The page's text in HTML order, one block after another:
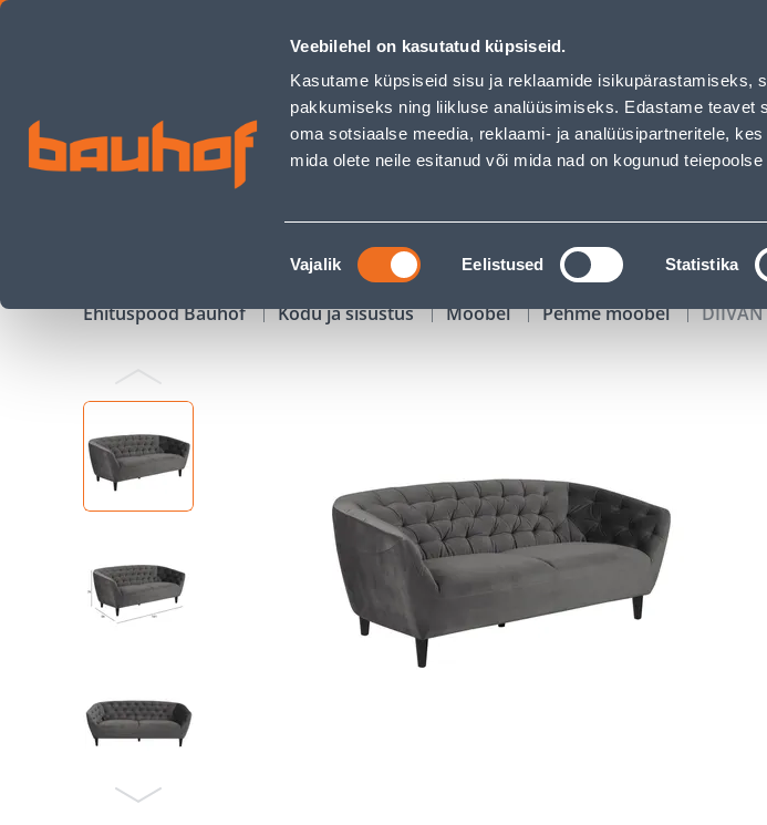
Veebilehel on kasutatud küpsiseid.
Kasutame küpsiseid sisu ja reklaamide isikupärastamiseks,
pakkumiseks ning liikluse analüüsimiseks. Edastame teavet
oma sotsiaalse meedia, reklaami- ja analüüsipartneritele,
mida olete neile esitanud või mida nad on kogunud
Nõusoleku
valik
Vajalik Eelistused Statistika
DIIVAN RIA 3-KOHALINE, TUMEHALL - Bauhof has loaded
Äriklienditeenindus Klienditeenindus Teenused Karjäärileht
OTSI
KAMPAANIAD KATALOOGID
Ehituspood Bauhof Kodu ja sisustus Mööbel Pehme mööbel DIIVAN